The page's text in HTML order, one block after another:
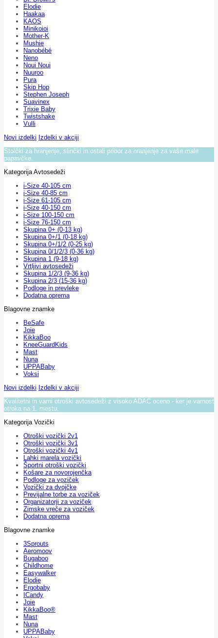
Elodie
Haakaa
KAOS
Minikoioi
Mother-K
Mushie
Nanobébé
Neno
Noui Noui
Nuuroo
Pura
Skip Hop
Stephen Joseph
Suavinex
Trixie Baby
Twistshake
Vulli
Novi izdelki Izdelki v akciji
Stolčki za hranjenje, slinčki in ostali pribor za hranjenje za vaše male
papavčke.
Kategorija Avtosedeži
i-Size 40-105 cm
i-Size 40-85 cm
i-Size 61-105 cm
i-Size 40-150 cm
i-Size 100-150 cm
i-Size 76-150 cm
Skupina 0+ (0-13 kg)
Skupina 0+/1 (0-18 kg)
Skupina 0+/1/2 (0-25 kg)
Skupina 0/1/2/3 (0-36 kg)
Skupina 1 (9-18 kg)
Vrtljivi avtosedeži
Skupina 1/2/3 (9-36 kg)
Skupina 2/3 (15-36 kg)
Podloge in prevleke
Dodatna oprema
Blagovne znamke
BeSafe
Joie
KikkaBoo
KneeGuardKids
Mast
Nuna
UPPABaby
Voksi
Novi izdelki Izdelki v akciji
Kvalitetni in varni otroški avtosedeži z visoko ADAC oceno - ker je varnost
otroka na 1. mestu.
Kategorija Vozički
Otroški vozički 2v1
Otroški vozički 3v1
Otroški vozički 4v1
Lahki marela vozički
Športni otroški vozički
Košare za novorojenčka
Podloge za voziček
Vozički za dvojčke
Previjalne torbe za voziček
Organizatorji za voziček
Zimske vreče za voziček
Dodatna oprema
Blagovne znamke
3Sprouts
Aeromoov
Bugaboo
Childhome
Easywalker
Elodie
Ergobaby
ICandy
Joie
KikkaBoo®
Mast
Nuna
UPPABaby